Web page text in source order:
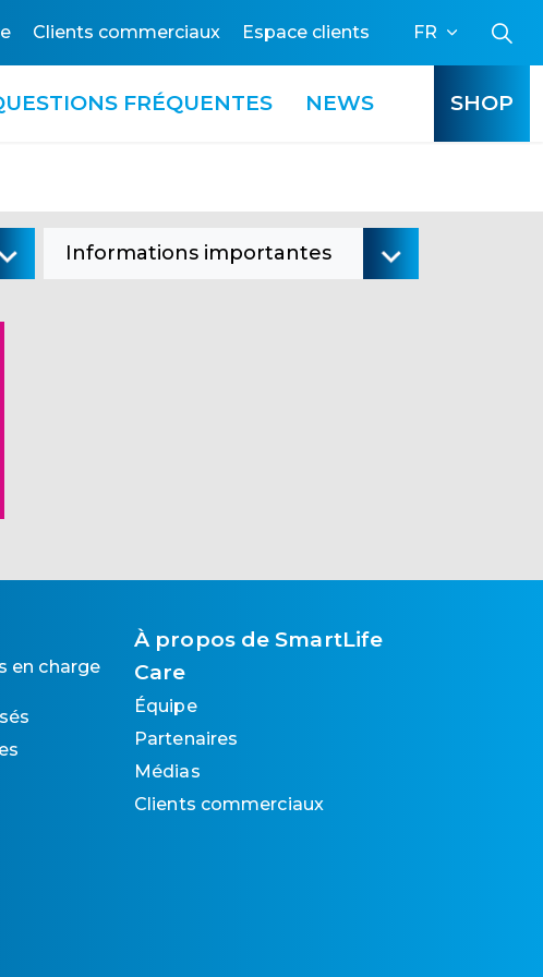
Clients commerciaux Espace clients FR
FRÉQUENTES NEWS SHOP
Informations importantes
en charge
À propos de SmartLife
Care
Équipe
Partenaires
Médias
Clients commerciaux